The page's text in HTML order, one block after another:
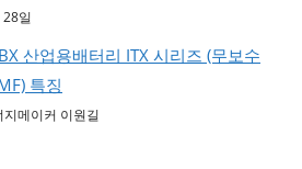
일
산업용배터리 ITX 시리즈 (무보수
특징
지메이커 이원길